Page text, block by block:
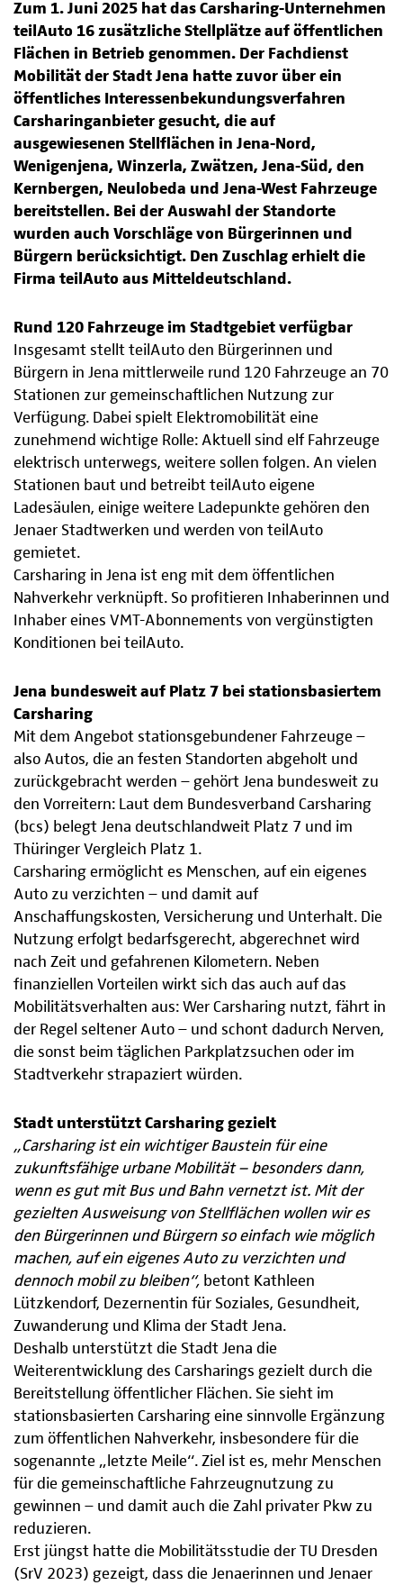
Zum 1. Juni 2025 hat das Carsharing-Unternehmen
teilAuto 16 zusätzliche Stellplätze auf öffentlichen
Flächen in Betrieb genommen. Der Fachdienst
Mobilität der Stadt Jena hatte zuvor über ein
öffentliches Interessenbekundungsverfahren
Carsharinganbieter gesucht, die auf
ausgewiesenen Stellflächen in Jena-Nord,
Wenigenjena, Winzerla, Zwätzen, Jena-Süd, den
Kernbergen, Neulobeda und Jena-West Fahrzeuge
bereitstellen. Bei der Auswahl der Standorte
wurden auch Vorschläge von Bürgerinnen und
Bürgern berücksichtigt. Den Zuschlag erhielt die
Firma teilAuto aus Mitteldeutschland.
Rund 120 Fahrzeuge im Stadtgebiet verfügbar
Insgesamt stellt teilAuto den Bürgerinnen und
Bürgern in Jena mittlerweile rund 120 Fahrzeuge an 70
Stationen zur gemeinschaftlichen Nutzung zur
Verfügung. Dabei spielt Elektromobilität eine
zunehmend wichtige Rolle: Aktuell sind elf Fahrzeuge
elektrisch unterwegs, weitere sollen folgen. An vielen
Stationen baut und betreibt teilAuto eigene
Ladesäulen, einige weitere Ladepunkte gehören den
Jenaer Stadtwerken und werden von teilAuto
gemietet.
Carsharing in Jena ist eng mit dem öffentlichen
Nahverkehr verknüpft. So profitieren Inhaberinnen und
Inhaber eines VMT-Abonnements von vergünstigten
Konditionen bei teilAuto.
Jena bundesweit auf Platz 7 bei stationsbasiertem
Carsharing
Mit dem Angebot stationsgebundener Fahrzeuge –
also Autos, die an festen Standorten abgeholt und
zurückgebracht werden – gehört Jena bundesweit zu
den Vorreitern: Laut dem Bundesverband Carsharing
(bcs) belegt Jena deutschlandweit Platz 7 und im
Thüringer Vergleich Platz 1.
Carsharing ermöglicht es Menschen, auf ein eigenes
Auto zu verzichten – und damit auf
Anschaffungskosten, Versicherung und Unterhalt. Die
Nutzung erfolgt bedarfsgerecht, abgerechnet wird
nach Zeit und gefahrenen Kilometern. Neben
finanziellen Vorteilen wirkt sich das auch auf das
Mobilitätsverhalten aus: Wer Carsharing nutzt, fährt in
der Regel seltener Auto – und schont dadurch Nerven,
die sonst beim täglichen Parkplatzsuchen oder im
Stadtverkehr strapaziert würden.
Stadt unterstützt Carsharing gezielt
„Carsharing ist ein wichtiger Baustein für eine
zukunftsfähige urbane Mobilität – besonders dann,
wenn es gut mit Bus und Bahn vernetzt ist. Mit der
gezielten Ausweisung von Stellflächen wollen wir es
den Bürgerinnen und Bürgern so einfach wie möglich
machen, auf ein eigenes Auto zu verzichten und
dennoch mobil zu bleiben“, betont Kathleen
Lützkendorf, Dezernentin für Soziales, Gesundheit,
Zuwanderung und Klima der Stadt Jena.
Deshalb unterstützt die Stadt Jena die
Weiterentwicklung des Carsharings gezielt durch die
Bereitstellung öffentlicher Flächen. Sie sieht im
stationsbasierten Carsharing eine sinnvolle Ergänzung
zum öffentlichen Nahverkehr, insbesondere für die
sogenannte „letzte Meile“. Ziel ist es, mehr Menschen
für die gemeinschaftliche Fahrzeugnutzung zu
gewinnen – und damit auch die Zahl privater Pkw zu
reduzieren.
Erst jüngst hatte die Mobilitätsstudie der TU Dresden
(SrV 2023) gezeigt, dass die Jenaerinnen und Jenaer